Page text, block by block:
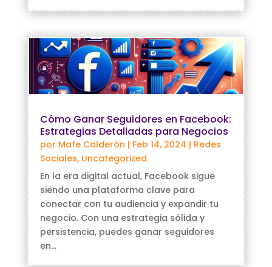
Cómo Ganar Seguidores en Facebook:
Estrategias Detalladas para Negocios
por Mafe Calderón | Feb 14, 2024 | Redes
Sociales, Uncategorized
En la era digital actual, Facebook sigue
siendo una plataforma clave para
conectar con tu audiencia y expandir tu
negocio. Con una estrategia sólida y
persistencia, puedes ganar seguidores
en...